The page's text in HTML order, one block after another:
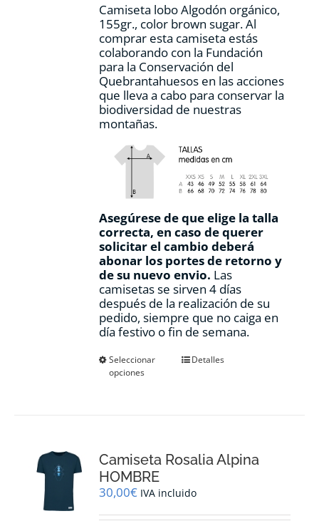
página
de
producto
Camiseta lobo Algodón orgánico,
155gr., color brown sugar.Al
comprar esta camiseta estás
colaborando con la Fundación
para la Conservación del
Quebrantahuesos en las acciones
que lleva a cabo para conservar la
biodiversidad de nuestras
montañas.
Asegúrese de que elige la talla
correcta, en caso de querer
solicitar el cambio deberá
abonar los portes de retorno y
de su nuevo envio. Las
camisetas se sirven 4 días
después de la realización de su
pedido, siempre que no caiga en
día festivo o fin de semana.
Seleccionar
opciones
Este
se
elegir
la
Detalles
Camiseta Rosalia Alpina
HOMBRE
30,00€ IVA incluido